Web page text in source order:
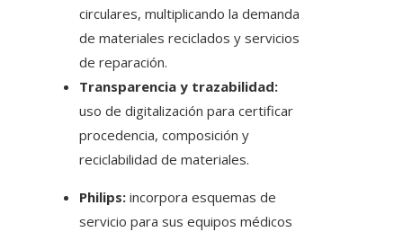
circulares, multiplicando la demanda
de materiales reciclados y servicios
de reparación.
Transparencia y trazabilidad:
uso de digitalización para certificar
procedencia, composición y
reciclabilidad de materiales.
Philips: incorpora esquemas de
servicio para sus equipos médicos